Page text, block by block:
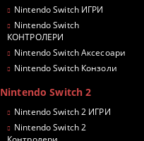
Nintendo Switch ИГРИ
Nintendo Switch
КОНТРОЛЕРИ
Nintendo Switch Аксесоари
Nintendo Switch Конзоли
Nintendo Switch 2
Nintendo Switch 2 ИГРИ
Nintendo Switch 2